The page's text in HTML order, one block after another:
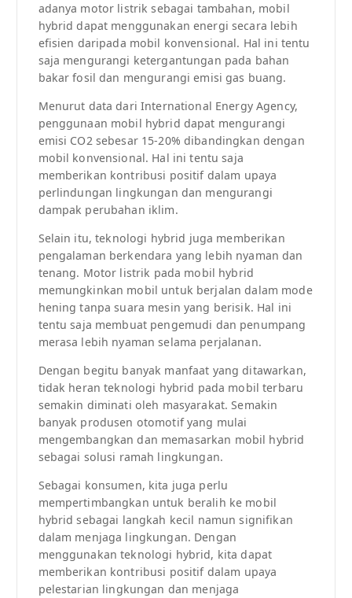
adanya motor listrik sebagai tambahan, mobil
hybrid dapat menggunakan energi secara lebih
efisien daripada mobil konvensional. Hal ini tentu
saja mengurangi ketergantungan pada bahan
bakar fosil dan mengurangi emisi gas buang.
Menurut data dari International Energy Agency,
penggunaan mobil hybrid dapat mengurangi
emisi CO2 sebesar 15-20% dibandingkan dengan
mobil konvensional. Hal ini tentu saja
memberikan kontribusi positif dalam upaya
perlindungan lingkungan dan mengurangi
dampak perubahan iklim.
Selain itu, teknologi hybrid juga memberikan
pengalaman berkendara yang lebih nyaman dan
tenang. Motor listrik pada mobil hybrid
memungkinkan mobil untuk berjalan dalam mode
hening tanpa suara mesin yang berisik. Hal ini
tentu saja membuat pengemudi dan penumpang
merasa lebih nyaman selama perjalanan.
Dengan begitu banyak manfaat yang ditawarkan,
tidak heran teknologi hybrid pada mobil terbaru
semakin diminati oleh masyarakat. Semakin
banyak produsen otomotif yang mulai
mengembangkan dan memasarkan mobil hybrid
sebagai solusi ramah lingkungan.
Sebagai konsumen, kita juga perlu
mempertimbangkan untuk beralih ke mobil
hybrid sebagai langkah kecil namun signifikan
dalam menjaga lingkungan. Dengan
menggunakan teknologi hybrid, kita dapat
memberikan kontribusi positif dalam upaya
pelestarian lingkungan dan menjaga